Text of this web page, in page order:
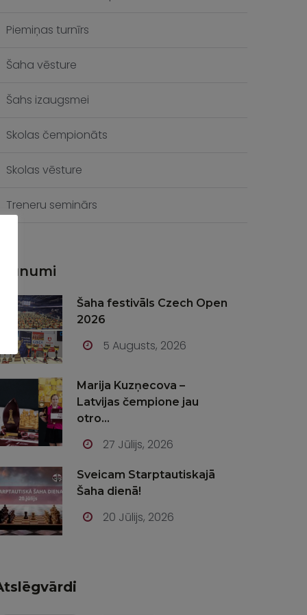
Piemiņas turnīrs
Šaha vēsture
Šahs izaugsmei
Skolas čempionāts
Skolas vēsture
Treneru seminārs
Jaunumi
Šaha festivāls Czech Open
2026
5 Augusts, 2026
Marija Kuzņecova –
Latvijas čempione jau
otro...
27 Jūlijs, 2026
Sveicam Starptautiskajā
Šaha dienā!
20 Jūlijs, 2026